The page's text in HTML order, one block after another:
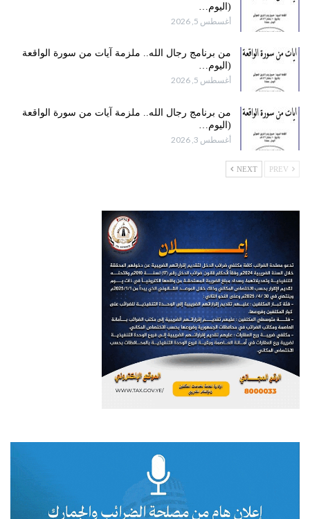
(اليوم…
أغسطس 5, 2026
من برنامج رجال الله.. ملزمة آيات من سورة الواقعة
(اليوم…
أغسطس 5, 2026
من برنامج رجال الله.. ملزمة آيات من سورة الواقعة
(اليوم…
أغسطس 3, 2026
NEXT